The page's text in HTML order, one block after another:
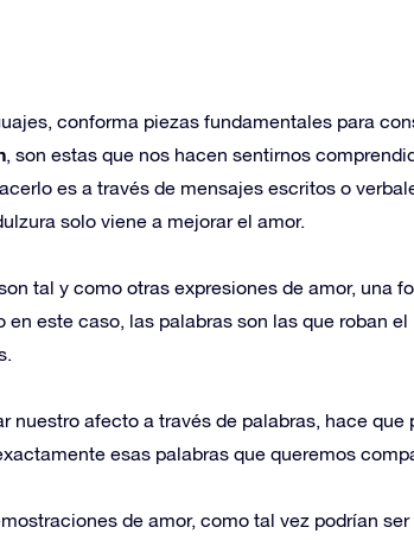
conforma piezas fundamentales para
, son estas que nos hacen sentirnos
es a través de mensajes escritos o
solo viene a mejorar el amor.
tal y como otras expresiones de amor, una
en este caso, las palabras son las que roban
nuestro afecto a través de palabras, hace
esas palabras que queremos
de amor, como tal vez podrían